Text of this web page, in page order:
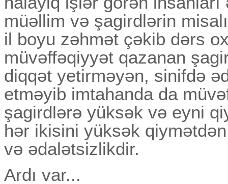
müəllim və şagirdlərin
il boyu zəhmət çəkib dərs
müvəffəqiyyət qazanan
diqqət yetirməyən, sinifdə
etməyib imtahanda da
şagirdlərə yüksək və eyni
hər ikisini yüksək
və ədalətsizlikdir.
Ardı var...